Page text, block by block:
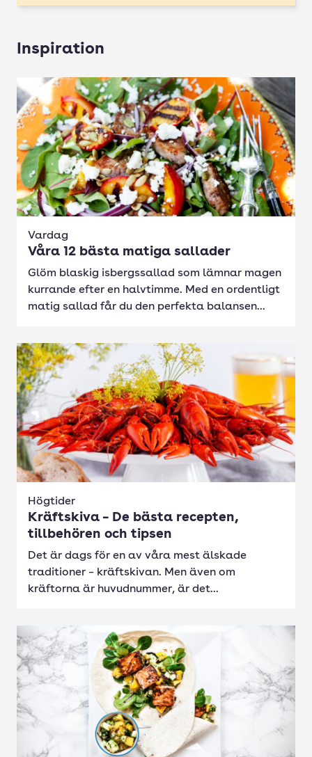
Inspiration
Vardag
Våra 12 bästa matiga sallader
Glöm blaskig isbergssallad som lämnar magen
kurrande efter en halvtimme. Med en ordentligt
matig sallad får du den perfekta balansen...
Högtider
Kräftskiva – De bästa recepten,
tillbehören och tipsen
Det är dags för en av våra mest älskade
traditioner – kräftskivan. Men även om
kräftorna är huvudnummer, är det...